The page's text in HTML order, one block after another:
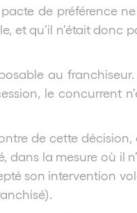
de préférence
qu’il n’était donc
au
le concurrent
de cette décision,
la mesure où il
son intervention